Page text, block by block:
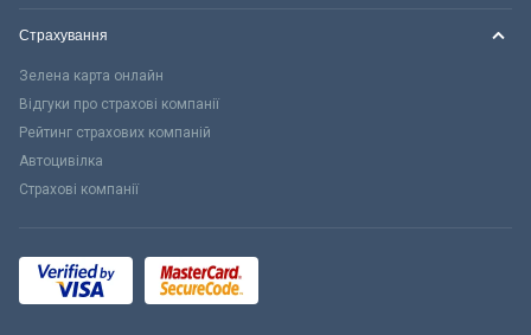
Страхування
Зелена карта онлайн
Відгуки про страхові компанії
Рейтинг страхових компаній
Автоцивілка
Страхові компанії